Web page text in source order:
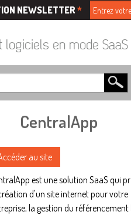
NEWSLETTER*
en mode SaaS
CentralApp
au site
est une solution SaaS qui
d'un site internet pour votre
la gestion du référencement